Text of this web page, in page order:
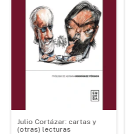
Julio Cortázar: cartas y
(otras) lecturas